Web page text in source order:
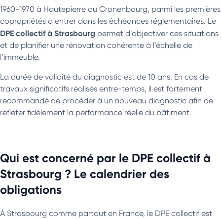
1960-1970 à Hautepierre ou Cronenbourg, parmi les premières
copropriétés à entrer dans les échéances réglementaires. Le
DPE collectif à Strasbourg permet d’objectiver ces situations
et de planifier une rénovation cohérente à l’échelle de
l’immeuble.
La durée de validité du diagnostic est de 10 ans. En cas de
travaux significatifs réalisés entre-temps, il est fortement
recommandé de procéder à un nouveau diagnostic afin de
refléter fidèlement la performance réelle du bâtiment.
Qui est concerné par le DPE collectif à
Strasbourg ? Le calendrier des
obligations
À Strasbourg comme partout en France, le DPE collectif est